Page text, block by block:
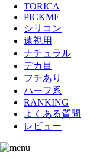
TORICA
PICKME
シリコン
遠視用
ナチュラル
デカ目
フチあり
ハーフ系
RANKING
よくある質問
レビュー